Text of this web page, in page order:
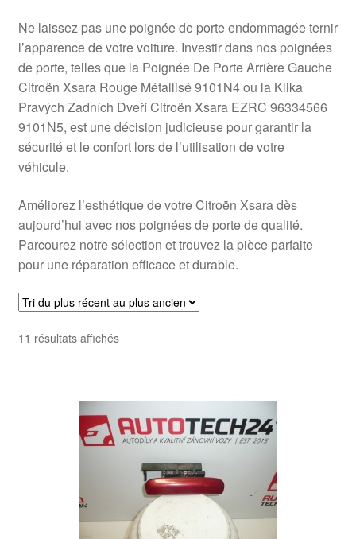
Ne laissez pas une poignée de porte endommagée ternir
l’apparence de votre voiture. Investir dans nos poignées
de porte, telles que la Poignée De Porte Arrière Gauche
Citroën Xsara Rouge Métallisé 9101N4 ou la Klika
Pravých Zadních Dveří Citroën Xsara EZRC 96334566
9101N5, est une décision judicieuse pour garantir la
sécurité et le confort lors de l’utilisation de votre
véhicule.
Améliorez l’esthétique de votre Citroën Xsara dès
aujourd’hui avec nos poignées de porte de qualité.
Parcourez notre sélection et trouvez la pièce parfaite
pour une réparation efficace et durable.
11 résultats affichésTrié
plus
ancien